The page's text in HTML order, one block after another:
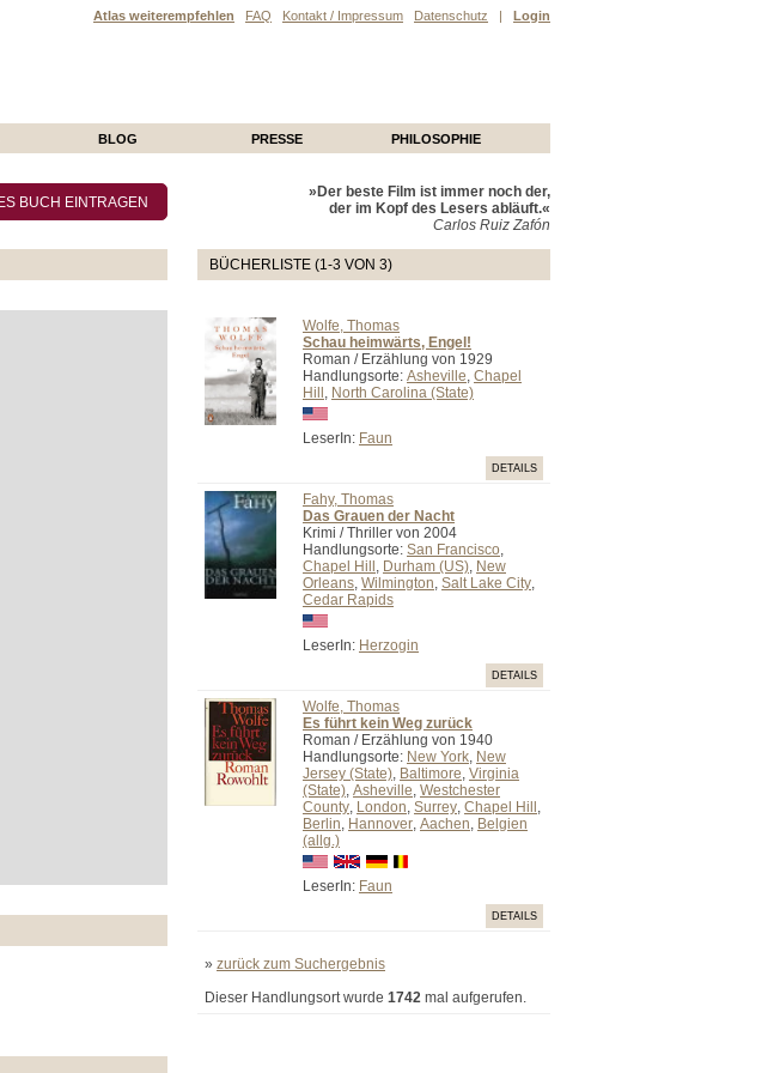
Atlas weiterempfehlen FAQ Kontakt / Impressum Datenschutz | Login
BLOG PRESSE PHILOSOPHIE
»Der beste Film ist immer noch der,
der im Kopf des Lesers abläuft.«
Carlos Ruiz Zafón
BÜCHERLISTE (1-3 VON 3)
Wolfe, Thomas
Schau heimwärts, Engel!
Roman / Erzählung von 1929
Handlungsorte: Asheville, Chapel
Hill , North Carolina (State)
LeserIn: Faun
DETAILS
Fahy, Thomas
Das Grauen der Nacht
Krimi / Thriller von 2004
Handlungsorte: San Francisco,
Chapel Hill , Durham (US), New
Orleans, Wilmington, Salt Lake City,
Cedar Rapids
LeserIn: Herzogin
DETAILS
Wolfe, Thomas
Es führt kein Weg zurück
Roman / Erzählung von 1940
Handlungsorte: New York, New
Jersey (State), Baltimore, Virginia
(State), Asheville, Westchester
County, London, Surrey, Chapel Hill ,
Berlin, Hannover, Aachen, Belgien
(allg.)
LeserIn: Faun
DETAILS
» zurück zum Suchergebnis
Dieser Handlungsort wurde 1742 mal aufgerufen.